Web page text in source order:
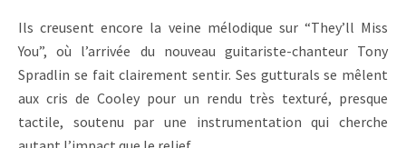
Ils creusent encore la veine mélodique sur “They’ll Miss
You”, où l’arrivée du nouveau guitariste-chanteur Tony
Spradlin se fait clairement sentir. Ses gutturals se mêlent
aux cris de Cooley pour un rendu très texturé, presque
tactile, soutenu par une instrumentation qui cherche